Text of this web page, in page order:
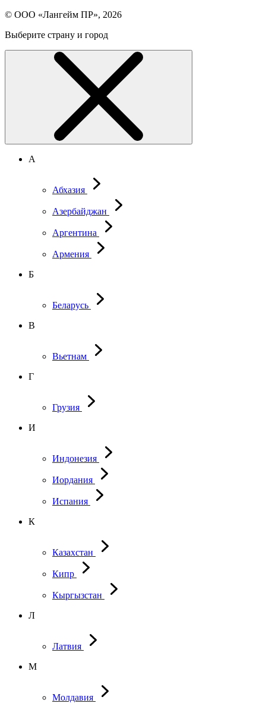
© ООО «Лангейм ПР», 2026
Выберите страну и город
А
Абхазия
Азербайджан
Аргентина
Армения
Б
Беларусь
В
Вьетнам
Г
Грузия
И
Индонезия
Иордания
Испания
К
Казахстан
Кипр
Кыргызстан
Л
Латвия
М
Молдавия